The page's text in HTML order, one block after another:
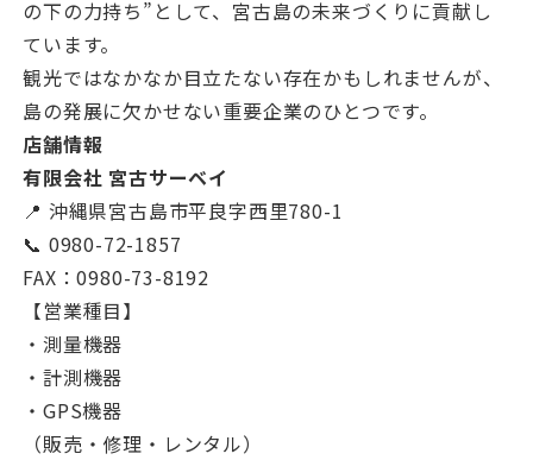
の下の力持ち”として、宮古島の未来づくりに貢献し
ています。
観光ではなかなか目立たない存在かもしれませんが、
島の発展に欠かせない重要企業のひとつです。
店舗情報
有限会社 宮古サーベイ
📍 沖縄県宮古島市平良字西里780-1
📞 0980-72-1857
FAX：0980-73-8192
【営業種目】
・測量機器
・計測機器
・GPS機器
（販売・修理・レンタル）